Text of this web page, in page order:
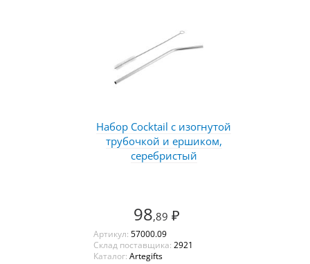
Набор Cocktail с изогнутой
трубочкой и ершиком,
серебристый
98,89 ₽
Артикул: 57000.09
Склад поставщика: 2921
Каталог: Artegifts